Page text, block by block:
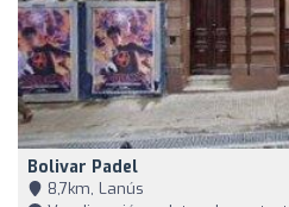
Bolivar Padel
8,7km, Lanús